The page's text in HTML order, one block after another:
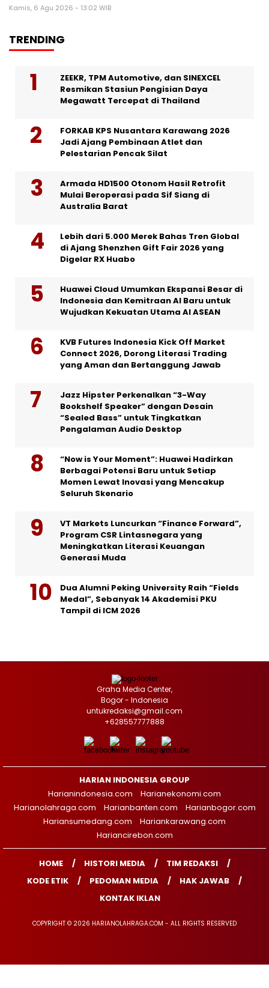
Kamis, 6 Agu 2026 - 13:02 WIB
TRENDING
ZEEKR, TPM Automotive, dan SINEXCEL
Resmikan Stasiun Pengisian Daya
Megawatt Tercepat di Thailand
FORKAB KPS Nusantara Karawang 2026
Jadi Ajang Pembinaan Atlet dan
Pelestarian Pencak Silat
Armada HD1500 Otonom Hasil Retrofit
Mulai Beroperasi pada Sif Siang di
Australia Barat
Lebih dari 5.000 Merek Bahas Tren Global
di Ajang Shenzhen Gift Fair 2026 yang
Digelar RX Huabo
Huawei Cloud Umumkan Ekspansi Besar di
Indonesia dan Kemitraan AI Baru untuk
Wujudkan Kekuatan Utama AI ASEAN
KVB Futures Indonesia Kick Off Market
Connect 2026, Dorong Literasi Trading
yang Aman dan Bertanggung Jawab
Jazz Hipster Perkenalkan “3-Way
Bookshelf Speaker” dengan Desain
“Sealed Bass” untuk Tingkatkan
Pengalaman Audio Desktop
“Now is Your Moment”: Huawei Hadirkan
Berbagai Potensi Baru untuk Setiap
Momen Lewat Inovasi yang Mencakup
Seluruh Skenario
VT Markets Luncurkan “Finance Forward”,
Program CSR Lintasnegara yang
Meningkatkan Literasi Keuangan
Generasi Muda
Dua Alumni Peking University Raih “Fields
Medal”, Sebanyak 14 Akademisi PKU
Tampil di ICM 2026
Graha Media Center,
Bogor - Indonesia
untukredaksi@gmail.com
+628557777888
HARIAN INDONESIA GROUP
Harianindonesia.com
Harianekonomi.com
Harianolahraga.com
Harianbanten.com
Harianbogor.com
Hariansumedang.com
Hariankarawang.com
Hariancirebon.com
HOME HISTORI MEDIA
TIM REDAKSI
KODE ETIK
PEDOMAN MEDIA
HAK JAWAB
KONTAK IKLAN
COPYRIGHT © 2026 HARIANOLAHRAGA.COM - ALL RIGHTS RESERVED